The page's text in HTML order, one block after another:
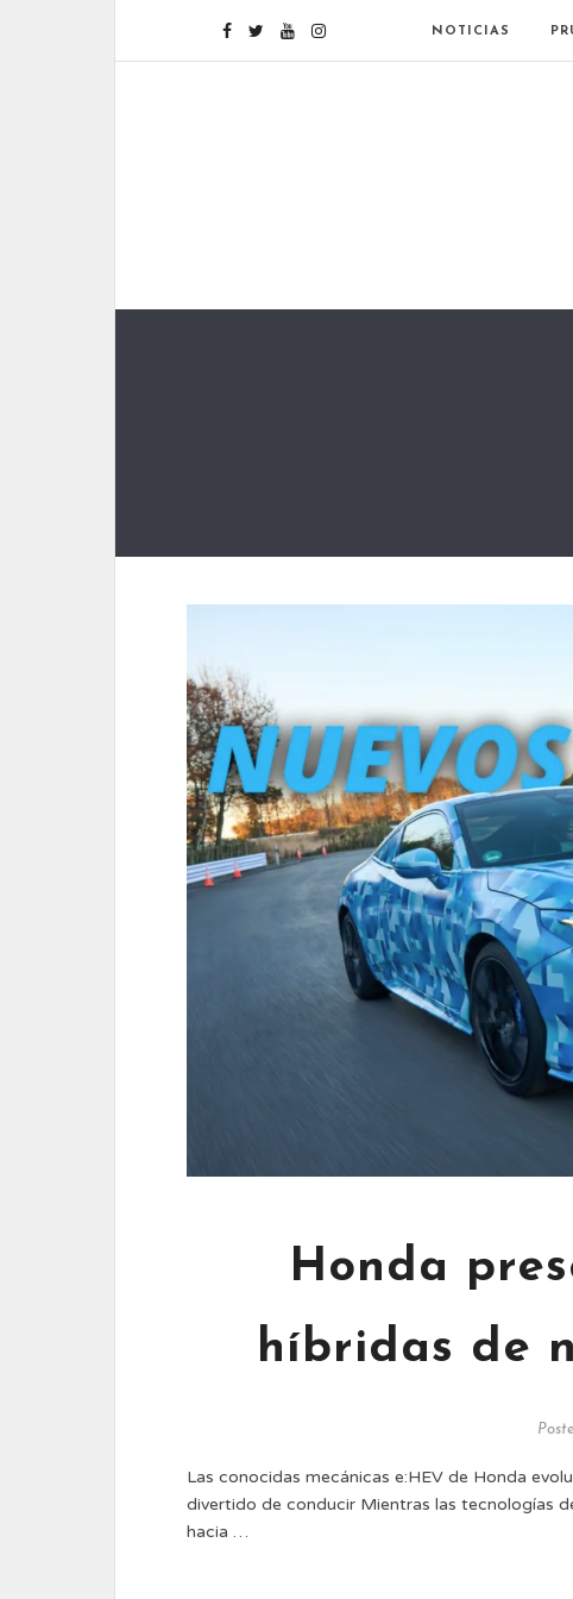
NOTICIAS
Honda
híbridas de
Las conocidas mecánicas e:HEV de Honda
divertido de conducir Mientras las tecnologías
hacia …